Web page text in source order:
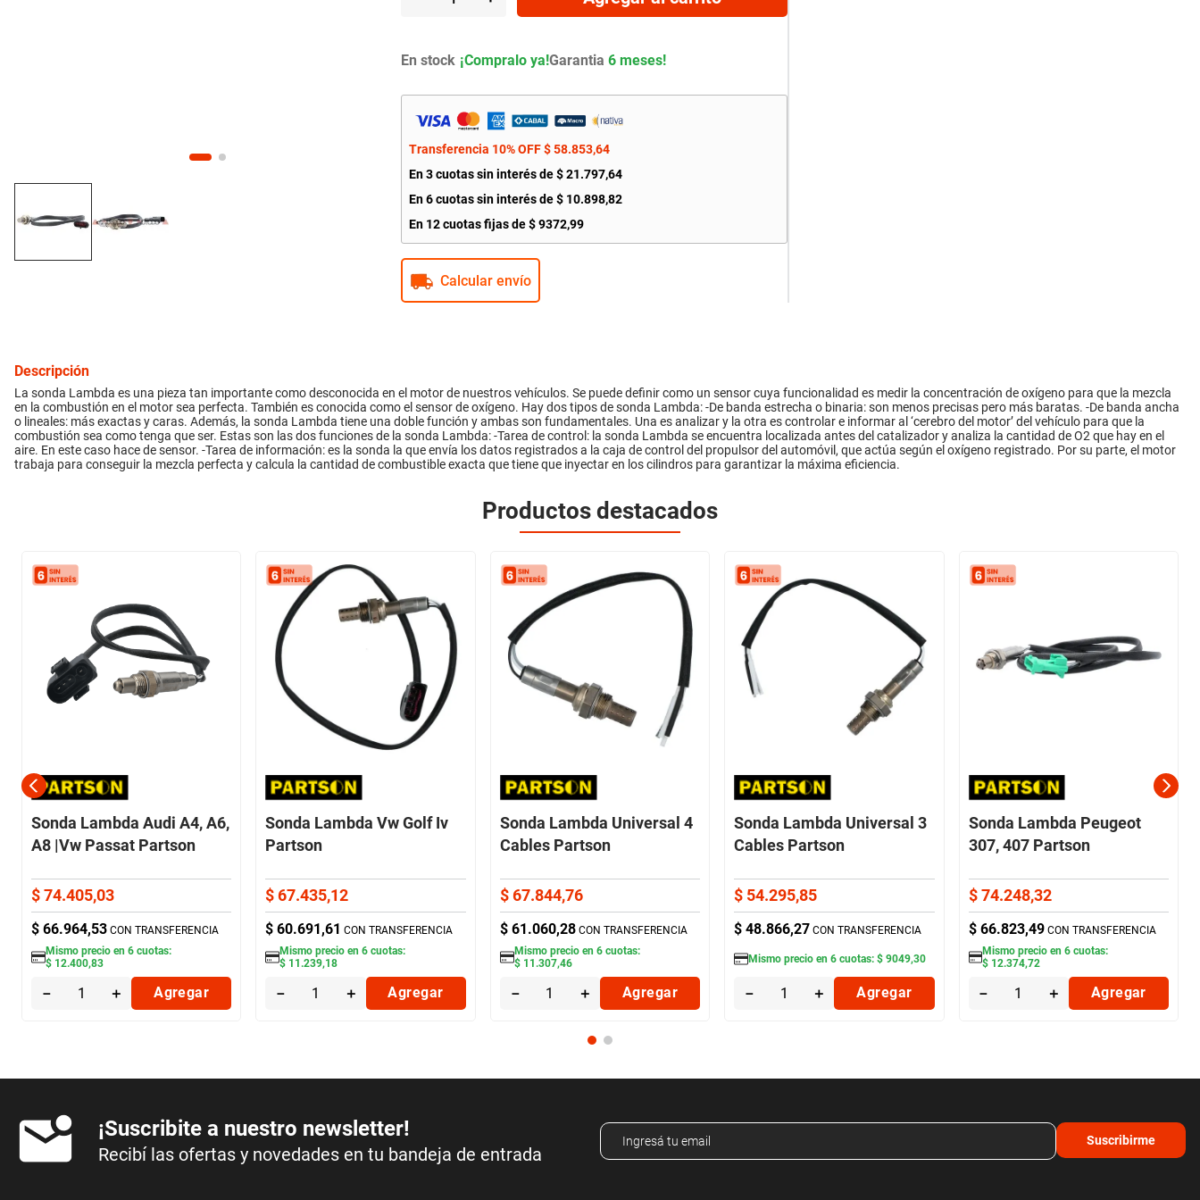
En stock Garantia 6 meses!
Transferencia 10% OFF$58.853,64
En3cuotas sin interés de$21.797,64
En6cuotas sin interés de$ 10.898,82
En 12cuotas fijas de$9372,99
Calcular envío
Descripción
La sonda Lambda es una pieza tan importante como desconocida en el motor de nuestros vehículos. Se puede definir como un sensor cuya funcionalidad es medir la concentración de oxígeno para que la mezcla
en la combustión en el motor sea perfecta. También es conocida como el sensor de oxígeno. Hay dos tipos de sonda Lambda: -De banda estrecha o binaria: son menos precisas pero más baratas. -De banda ancha
o lineales: más exactas y caras. Además, la sonda Lambda tiene una doble función y ambas son fundamentales. Una es analizar y la otra es controlar e informar al ‘cerebro del motor’ del vehículo para que la
combustión sea como tenga que ser. Estas son las dos funciones de la sonda Lambda: -Tarea de control: la sonda Lambda se encuentra localizada antes del catalizador y analiza la cantidad de O2 que hay en el
aire. En este caso hace de sensor. -Tarea de información: es la sonda la que envía los datos registrados a la caja de control del propulsor del automóvil, que actúa según el oxígeno registrado. Por su parte, el motor
trabaja para conseguir la mezcla perfecta y calcula la cantidad de combustible exacta que tiene que inyectar en los cilindros para garantizar la máxima eficiencia.
Productos destacados
Sonda Lambda Audi A4, A6,
A8 |Vw Passat Partson
$74.405,03
$ 66.964,53 CON TRANSFERENCIA
Mismo precio en 6cuotas:
$ 12.400,83
＋
－ Agregar
Sonda Lambda Vw Golf Iv
Partson
$ 67.435,12
$ 60.691,61 CON TRANSFERENCIA
Mismo precio en6 cuotas:
$ 11 .239,18
＋
－ Agregar
Sonda Lambda Universal 4
Cables Partson
$ 67.844,76
$ 61.060,28 CON TRANSFERENCIA
Mismo precio en 6cuotas:
$ 11 .307,46
＋
－ Agregar
Sonda Lambda Universal 3
Cables Partson
$ 54.295,85
$ 48.866,27 CON TRANSFERENCIA
Mismo precio en6 cuotas:$ 9049,30
＋
－ Agregar
Sonda Lambda Peugeot
307, 407 Partson
$ 74.248,32
$ 66.823,49 CON TRANSFERENCIA
Mismo precio en6 cuotas:
$ 12.374,72
＋
－ Agregar
¡Suscribite a nuestro newsletter!
Recibí las ofertas y novedades en tu bandeja de entrada
Suscribirme